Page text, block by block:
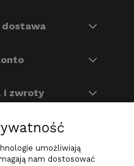
dostawa
i zwroty
umożliwiają
nam dostosować